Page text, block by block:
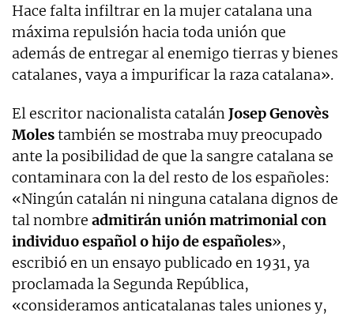
Hace falta infiltrar en la mujer catalana una
máxima repulsión hacia toda unión que
además de entregar al enemigo tierras y bienes
catalanes, vaya a impurificar la raza catalana».
El escritor nacionalista catalánJosep Genovès
Molestambién se mostraba muy preocupado
ante la posibilidad de que la sangre catalana se
contaminara con la del resto de los españoles:
«Ningún catalán ni ninguna catalana dignos de
tal nombre admitirán unión matrimonial con
individuo español o hijo de españoles»,
escribió en un ensayo publicado en 1931, ya
proclamada la Segunda República,
«consideramos anticatalanas tales uniones y,